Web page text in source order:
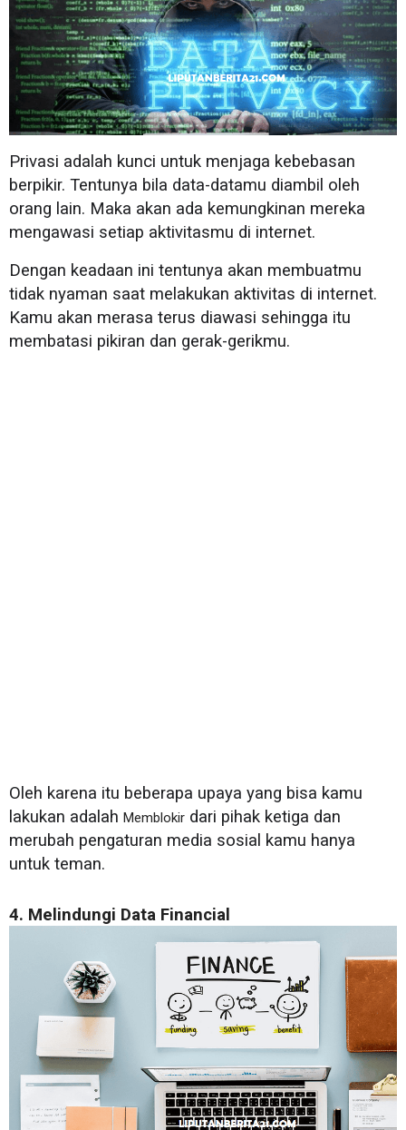
Privasi adalah kunci untuk menjaga kebebasan
berpikir. Tentunya bila data-datamu diambil oleh
orang lain. Maka akan ada kemungkinan mereka
mengawasi setiap aktivitasmu di internet.
Dengan keadaan ini tentunya akan membuatmu
tidak nyaman saat melakukan aktivitas di internet.
Kamu akan merasa terus diawasi sehingga itu
membatasi pikiran dan gerak-gerikmu.
Oleh karena itu beberapa upaya yang bisa kamu
lakukan adalah Memblokir dari pihak ketiga dan
merubah pengaturan media sosial kamu hanya
untuk teman.
4. Melindungi Data Financial